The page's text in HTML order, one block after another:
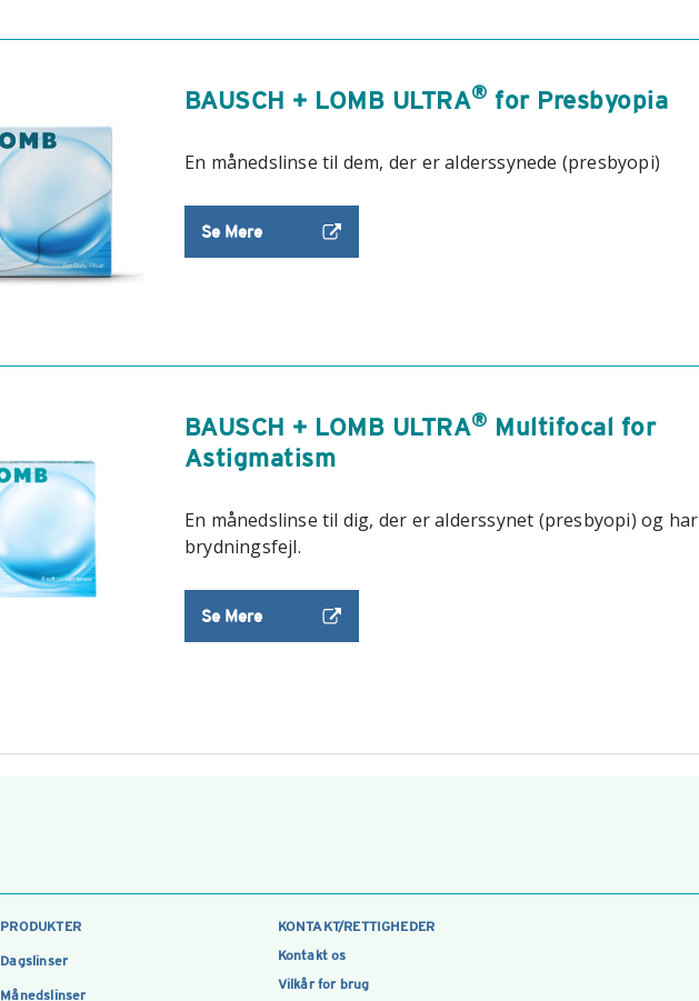
BAUSCH + LOMB ULTRA® for Presbyopia
En månedslinse til dem, der er alderssynede (presbyopi)
Se Mere
BAUSCH + LOMB ULTRA® Multifocal for
Astigmatism
En månedslinse til dig, der er alderssynet (presbyopi) og har
brydningsfejl.
Se Mere
PRODUKTER
Dagslinser
Månedslinser
KONTAKT/RETTIGHEDER
Kontakt os
Vilkår for brug